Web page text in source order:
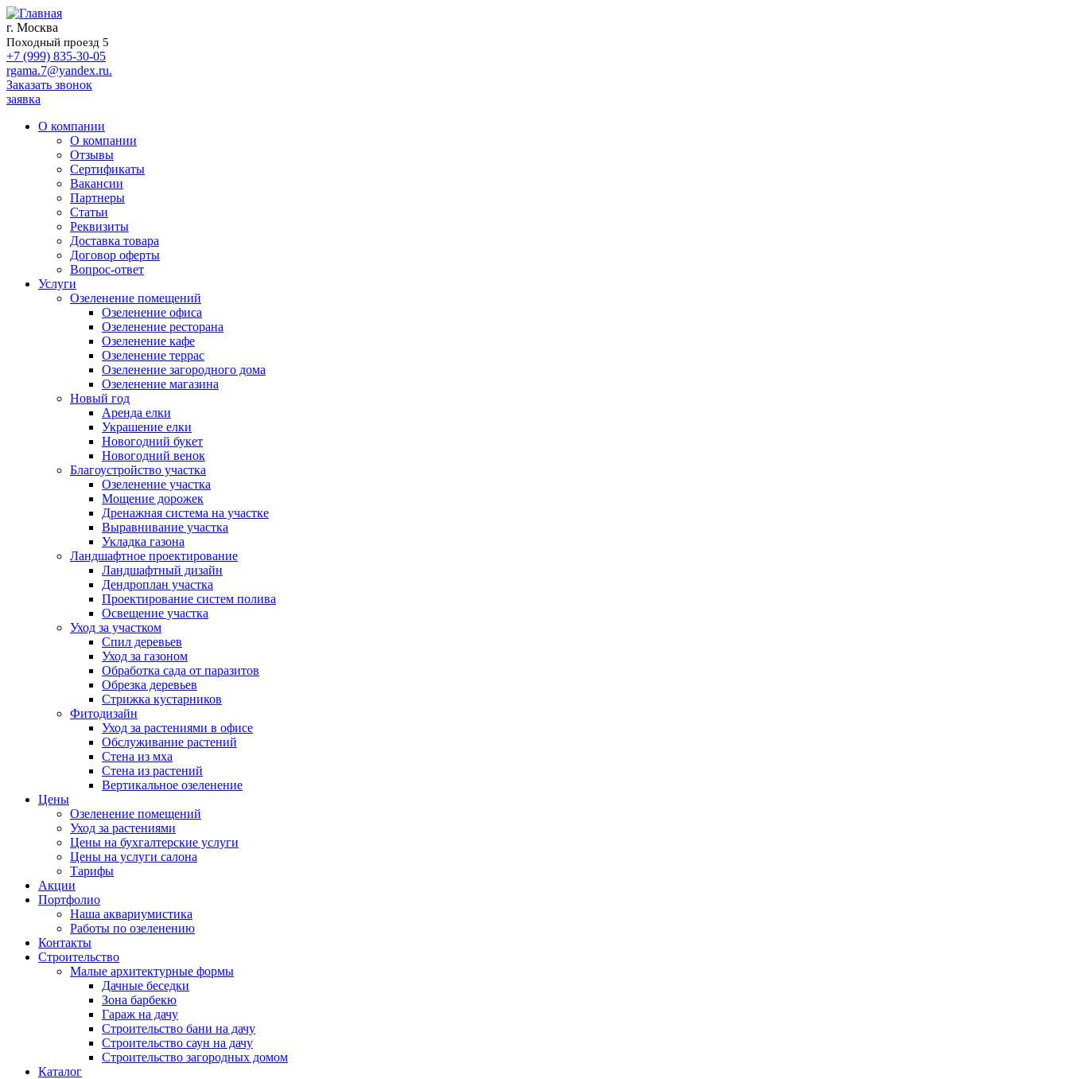
г. Москва
Походный проезд 5
+7 (999) 835-30-05
rgama.7@yandex.ru.
Заказать звонок
заявка
О компании
О компании
Отзывы
Сертификаты
Вакансии
Партнеры
Статьи
Реквизиты
Доставка товара
Договор оферты
Вопрос-ответ
Услуги
Озеленение помещений
Озеленение офиса
Озеленение ресторана
Озеленение кафе
Озеленение террас
Озеленение загородного дома
Озеленение магазина
Новый год
Аренда елки
Украшение елки
Новогодний букет
Новогодний венок
Благоустройство участка
Озеленение участка
Мощение дорожек
Дренажная система на участке
Выравнивание участка
Укладка газона
Ландшафтное проектирование
Ландшафтный дизайн
Дендроплан участка
Проектирование систем полива
Освещение участка
Уход за участком
Спил деревьев
Уход за газоном
Обработка сада от паразитов
Обрезка деревьев
Стрижка кустарников
Фитодизайн
Уход за растениями в офисе
Обслуживание растений
Стена из мха
Стена из растений
Вертикальное озеленение
Цены
Озеленение помещений
Уход за растениями
Цены на бухгалтерские услуги
Цены на услуги салона
Тарифы
Акции
Портфолио
Наша аквариумистика
Работы по озеленению
Контакты
Строительство
Малые архитектурные формы
Дачные беседки
Зона барбекю
Гараж на дачу
Строительство бани на дачу
Строительство саун на дачу
Строительство загородных домом
Каталог